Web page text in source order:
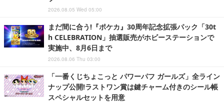
2026.08.05 Wed 05:00
まだ間に合う!『ポケカ』30周年記念拡張パック「30t
h CELEBRATION」抽選販売がホビーステーションで
実施中、8月6日まで
2026.08.06 Thu 03:00
「一番くじちょこっと パワーパフ ガールズ」全ライン
ナップ公開!ラストワン賞は鍵チャーム付きのシール帳
スペシャルセットを用意